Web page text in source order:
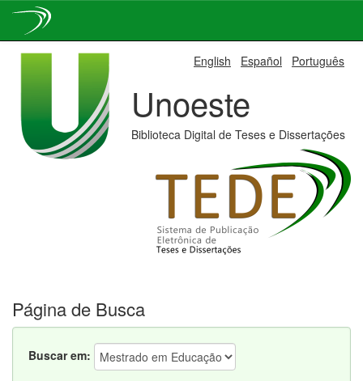
English Español Português
Unoeste
Biblioteca Digital de Teses e Dissertações
Página de Busca
Buscar em: